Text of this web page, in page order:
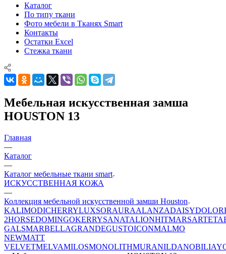
Каталог
По типу ткани
Фото мебели в Тканях Smart
Контакты
Остатки Excel
Стежка ткани
Мебельная искусственная замша
HOUSTON 13
Главная
—
Каталог
—
Каталог мебельные ткани smart
ИСКУССТВЕННАЯ КОЖА
—
Коллекция мебельной искусственной замши Houston
KALIMODICHERRYLUXSORAURAALANZADAISY
2HORSEDOMINGOKERRYSANATALIONHITMARSARTE
GALSMARBELLAGRANDEGUSTOICONMALMO
NEWMATT
VELVETMELVAMILOSMONOLITHMURANILDANOBILIA